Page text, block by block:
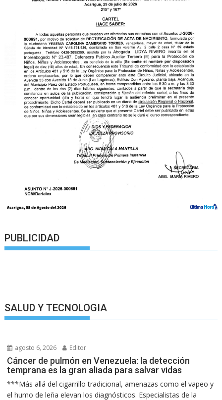
PUBLICIDAD
SALUD Y TECNOLOGIA
agosto 6, 2026 Editor
Cáncer de pulmón en Venezuela: la detección
temprana es la gran aliada para salvar vidas
***Más allá del cigarrillo tradicional, amenazas como el vapeo y
el humo de leña elevan los diagnósticos. Especialistas de la